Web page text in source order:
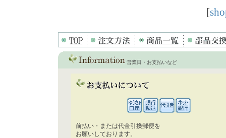
[
営業日・お支払いなど
前払い・または代金引換郵便を
お願いしております。